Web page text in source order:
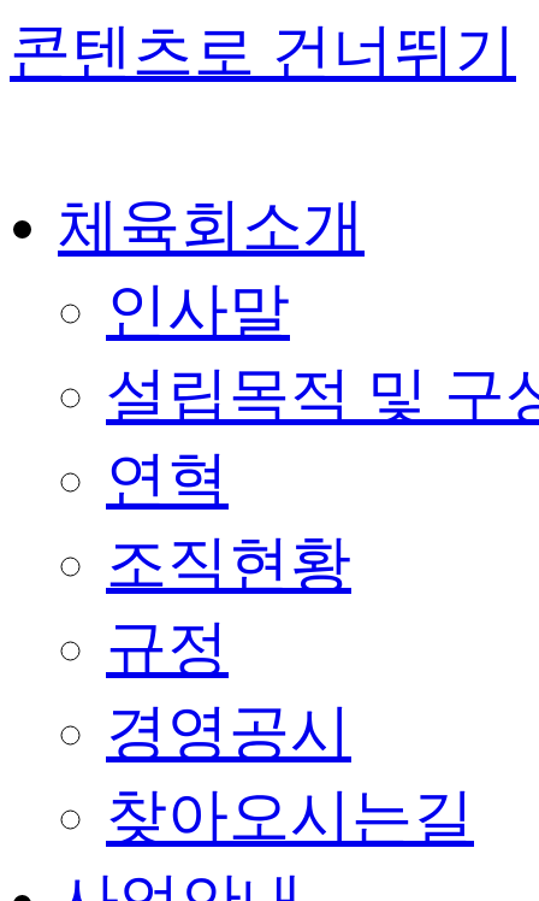
콘텐츠로 건너뛰기
체육회소개
인사말
설립목적 및 구
연혁
조직현황
규정
경영공시
찾아오시는길